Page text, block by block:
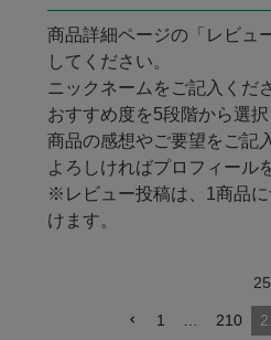
商品詳細ページの「レビュ
してください。
ニックネームをご記入くだ
おすすめ度を5段階から選
商品の感想やご要望をご記
よろしければプロフィール
※レビュー投稿は、1商品
けます。
1 210